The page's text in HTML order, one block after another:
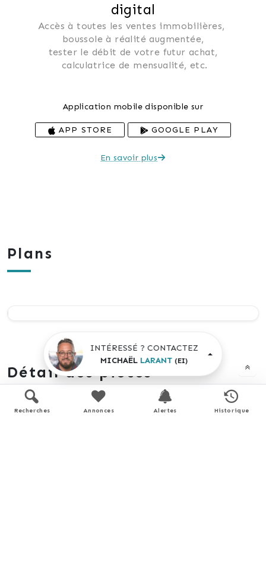
digital
Accès à toutes les ventes immobilières,
boussole à réalité augmentée,
tester le débit de votre futur achat,
calculatrice de mensualité, etc.
Application mobile disponible sur
APP STORE GOOGLE PLAY
En savoir plus
Plans
Détail des pièces
INTÉRESSÉ ? CONTACTEZ
MICHAËL LARANT (EI)
Recherches Annonces Alertes Historique